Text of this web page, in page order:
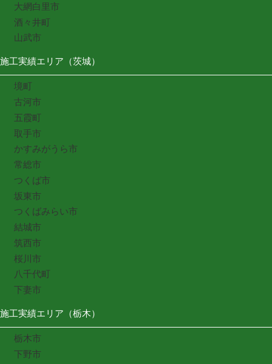
大網白里市
酒々井町
山武市
施工実績エリア（茨城）
境町
古河市
五霞町
取手市
かすみがうら市
常総市
つくば市
坂東市
つくばみらい市
結城市
筑西市
桜川市
八千代町
下妻市
施工実績エリア（栃木）
栃木市
下野市